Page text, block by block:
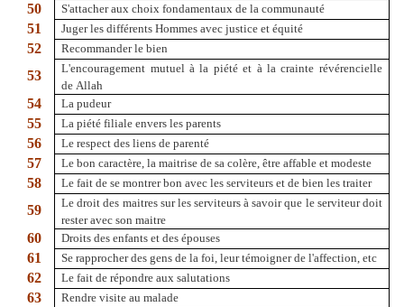
50 S'attacher aux choix fondamentaux de la communauté
51 Juger les différents Hommes avec justice et équité
52 Recommander le bien
53
L'encouragement mutuel à la piété et à la crainte révérencielle
de Allah
54 La pudeur
55 La piété filiale envers les parents
56 Le respect des liens de parenté
57 Le bon caractère, la maitrise de sa colère, être affable et modeste
58 Le fait de se montrer bon avec les serviteurs et de bien les traiter
59
Le droit des maitres sur les serviteurs à savoir que le serviteur doit
rester avec son maitre
60 Droits des enfants et des épouses
61 Se rapprocher des gens de la foi, leur témoigner de l'affection, etc
62 Le fait de répondre aux salutations
63 Rendre visite au malade